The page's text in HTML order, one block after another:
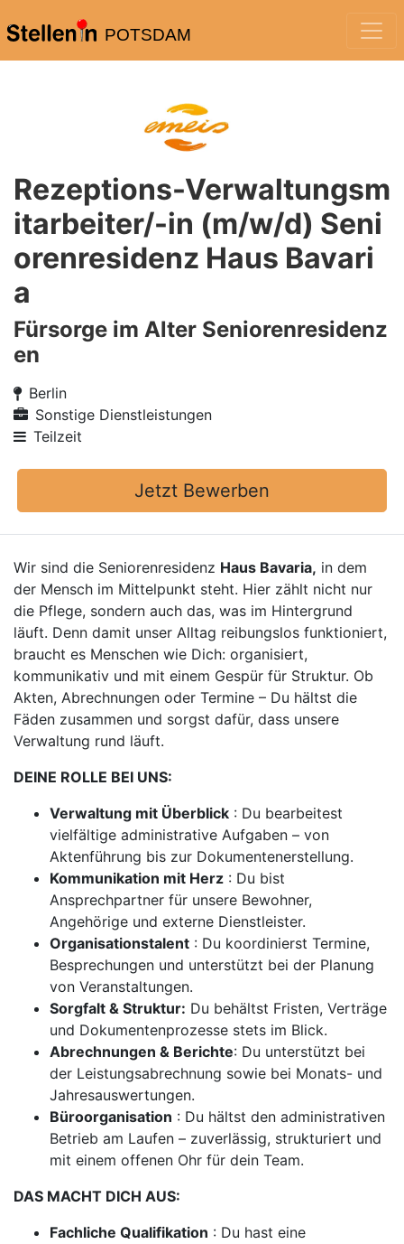
POTSDAM
Rezeptions-Verwaltungsm
itarbeiter/-in (m/w/d) Seni
orenresidenz Haus Bavari
a
Fürsorge im Alter Seniorenresidenz
en
Berlin
Sonstige Dienstleistungen
Teilzeit
Jetzt Bewerben
Wir sind die Seniorenresidenz Haus Bavaria, in dem
der Mensch im Mittelpunkt steht. Hier zählt nicht nur
die Pflege, sondern auch das, was im Hintergrund
läuft. Denn damit unser Alltag reibungslos funktioniert,
braucht es Menschen wie Dich: organisiert,
kommunikativ und mit einem Gespür für Struktur. Ob
Akten, Abrechnungen oder Termine – Du hältst die
Fäden zusammen und sorgst dafür, dass unsere
Verwaltung rund läuft.
DEINE ROLLE BEI UNS:
Verwaltung mit Überblick : Du bearbeitest
vielfältige administrative Aufgaben – von
Aktenführung bis zur Dokumentenerstellung.
Kommunikation mit Herz : Du bist
Ansprechpartner für unsere Bewohner,
Angehörige und externe Dienstleister.
Organisationstalent : Du koordinierst Termine,
Besprechungen und unterstützt bei der Planung
von Veranstaltungen.
Sorgfalt & Struktur: Du behältst Fristen, Verträge
und Dokumentenprozesse stets im Blick.
Abrechnungen & Berichte: Du unterstützt bei
der Leistungsabrechnung sowie bei Monats- und
Jahresauswertungen.
Büroorganisation : Du hältst den administrativen
Betrieb am Laufen – zuverlässig, strukturiert und
mit einem offenen Ohr für dein Team.
DAS MACHT DICH AUS:
Fachliche Qualifikation : Du hast eine